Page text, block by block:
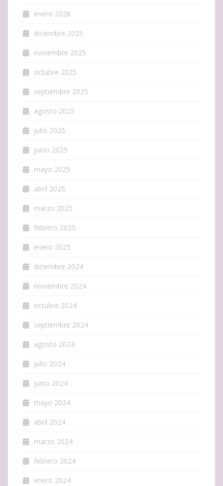
enero 2026
diciembre 2025
noviembre 2025
octubre 2025
septiembre 2025
agosto 2025
julio 2025
junio 2025
mayo 2025
abril 2025
marzo 2025
febrero 2025
enero 2025
diciembre 2024
noviembre 2024
octubre 2024
septiembre 2024
agosto 2024
julio 2024
junio 2024
mayo 2024
abril 2024
marzo 2024
febrero 2024
enero 2024